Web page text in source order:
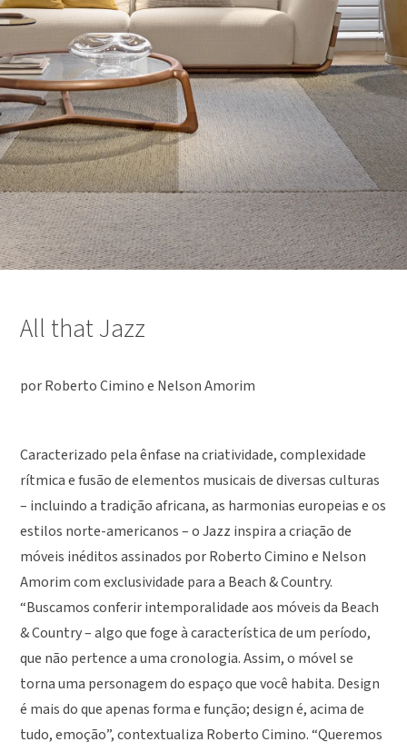
All that Jazz
por Roberto Cimino e Nelson Amorim
Caracterizado pela ênfase na criatividade, complexidade
rítmica e fusão de elementos musicais de diversas culturas
– incluindo a tradição africana, as harmonias europeias e os
estilos norte-americanos – o Jazz inspira a criação de
móveis inéditos assinados por Roberto Cimino e Nelson
Amorim com exclusividade para a Beach & Country.
“Buscamos conferir intemporalidade aos móveis da Beach
& Country – algo que foge à característica de um período,
que não pertence a uma cronologia. Assim, o móvel se
torna uma personagem do espaço que você habita. Design
é mais do que apenas forma e função; design é, acima de
tudo, emoção”, contextualiza Roberto Cimino. “Queremos